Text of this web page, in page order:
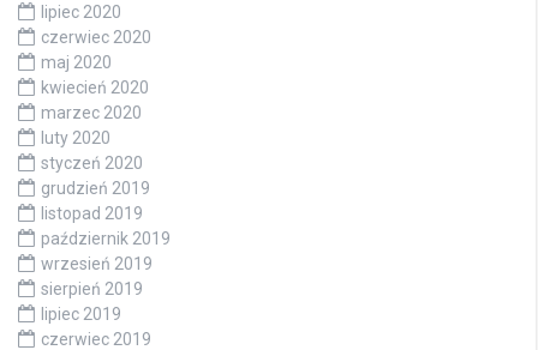
lipiec 2020
czerwiec 2020
maj 2020
kwiecień 2020
marzec 2020
luty 2020
styczeń 2020
grudzień 2019
listopad 2019
październik 2019
wrzesień 2019
sierpień 2019
lipiec 2019
czerwiec 2019